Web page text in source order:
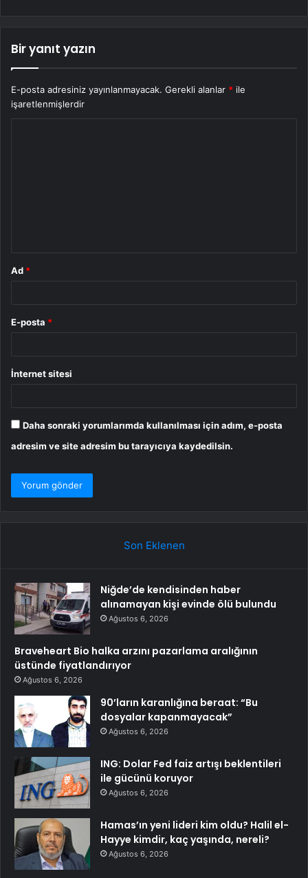
Bir yanıt yazın
E-posta adresiniz yayınlanmayacak. Gerekli alanlar * ile
işaretlenmişlerdir
Ad *
E-posta *
İnternet sitesi
Daha sonraki yorumlarımda kullanılması için adım, e-posta
adresim ve site adresim bu tarayıcıya kaydedilsin.
Son Eklenen
Niğde’de kendisinden haber
alınamayan kişi evinde ölü bulundu
Ağustos 6, 2026
Braveheart Bio halka arzını pazarlama aralığının
üstünde fiyatlandırıyor
Ağustos 6, 2026
90’ların karanlığına beraat: “Bu
dosyalar kapanmayacak”
Ağustos 6, 2026
ING: Dolar Fed faiz artışı beklentileri
ile gücünü koruyor
Ağustos 6, 2026
Hamas’ın yeni lideri kim oldu? Halil el-
Hayye kimdir, kaç yaşında, nereli?
Ağustos 6, 2026